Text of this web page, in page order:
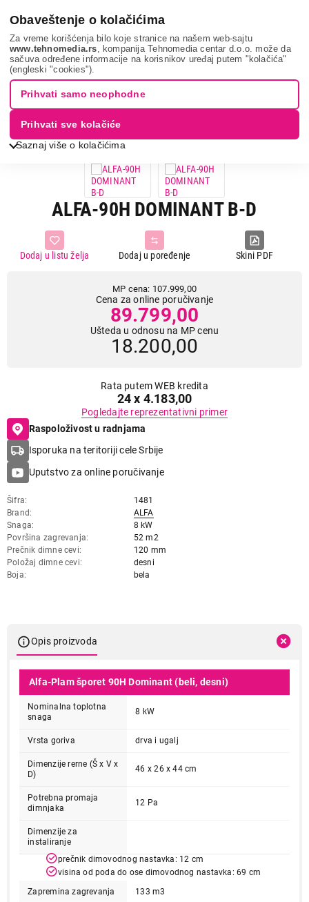
Obaveštenje o kolačićima
Za vreme korišćenja bilo koje stranice na našem web-sajtu
www.tehnomedia.rs , kompanija Tehnomedia centar d.o.o. može da
sačuva određene informacije na korisnikov uređaj putem "kolačića"
(engleski "cookies").
Saznaj više o kolačićima
Prihvati samo neophodne
Prihvati sve kolačiće
Grejanje i hlađenje Šporeti na čvrsto gorivo
Šporet na drvo i
pelet
Alfa-90h domina...
17% UŠTEDA.
ALFA-90H DOMINANT B-D
Skini PDF
Dodaj u poređenje
Dodaj u listu želja
MP cena: 107.999,00
Cena za online poručivanje
89.799,00
Ušteda u odnosu na MP cenu
18.200,00
Rata putem WEB kredita
24 x 4.183,00
Pogledajte reprezentativni primer
Raspoloživost u radnjama
Isporuka na teritoriji cele Srbije
Uputstvo za online poručivanje
Šifra
1481
Brand
ALFA
Snaga
8 kW
Površina zagrevanja
52 m2
Prečnik dimne cevi
120 mm
Položaj dimne cevi
desni
Boja
bela
Opis proizvoda
Alfa-Plam šporet 90H Dominant (beli, desni)
Nominalna toplotna
snaga
8 kW
Vrsta goriva drva i ugalj
Dimenzije rerne (Š x V x
D)
46 x 26 x 44 cm
Potrebna promaja
dimnjaka
12 Pa
Dimenzije za
instaliranje
prečnik dimovodnog nastavka: 12 cm
visina od poda do ose dimovodnog nastavka: 69 cm
Zapremina zagrevanja
133 m3